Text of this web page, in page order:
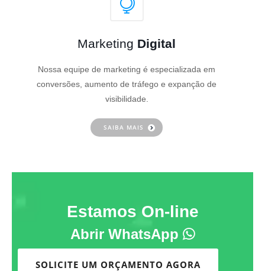
Marketing Digital
Nossa equipe de marketing é especializada em
conversões, aumento de tráfego e expanção de
visibilidade.
SAIBA MAIS
Estamos On-line
Abrir WhatsApp
SOLICITE UM ORÇAMENTO AGORA